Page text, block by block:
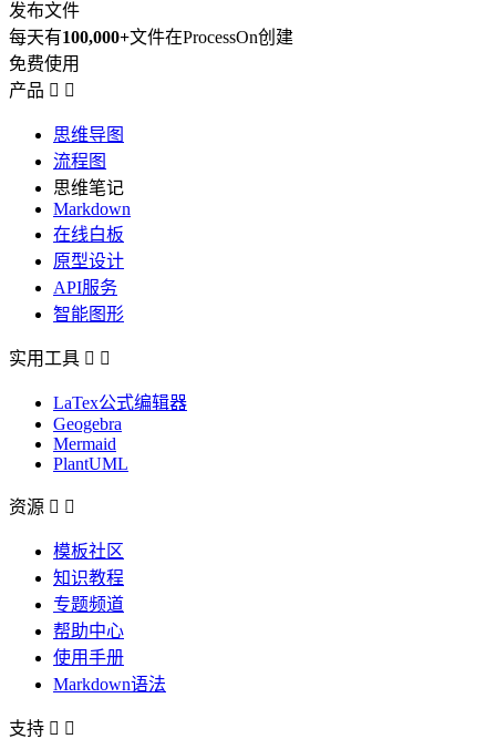
发布文件
每天有100,000+文件在ProcessOn创建
免费使用
产品  
思维导图
流程图
思维笔记
Markdown
在线白板
原型设计
API服务
智能图形
实用工具  
LaTex公式编辑器
Geogebra
Mermaid
PlantUML
资源  
模板社区
知识教程
专题频道
帮助中心
使用手册
Markdown语法
支持  